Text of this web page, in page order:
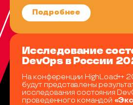
Подробнее
Исследование
DevOps в России
На конференции HighLoad++
будут представлены
исследования состояния
проведенного командой